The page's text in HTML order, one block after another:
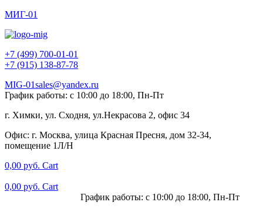
МИГ-01
+7 (499) 700-01-01
+7 (915) 138-87-78
MIG-01sales@yandex.ru
График работы: с 10:00 до 18:00, Пн-Пт
г. Химки, ул. Сходня, ул.Некрасова 2, офис 34
Офис: г. Москва, улица Красная Пресня, дом 32-34,
помещение 1Л/Н
0,00 руб. Cart
0,00 руб. Cart
График работы: с 10:00 до 18:00, Пн-Пт